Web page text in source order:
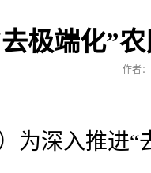
极端化”
作者
为深入推进“